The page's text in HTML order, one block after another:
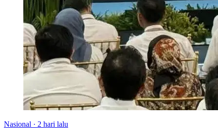
Nasional · 2 hari lalu